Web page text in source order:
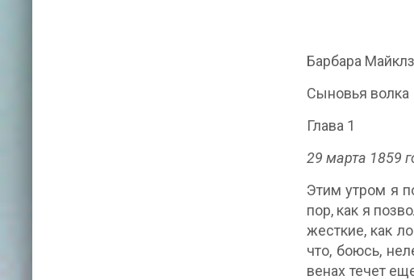
Барбара Майклз
Сыновья волка
Глава 1
29 марта 1859
Этим утром я
пор, как я
жесткие, как
что, боюсь,
венах течет